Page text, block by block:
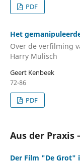
PDF
Het
Over de verfilming
Harry Mulisch
Geert Kenbeek
72-86
PDF
Aus der Praxis
Der Film "De Grot"